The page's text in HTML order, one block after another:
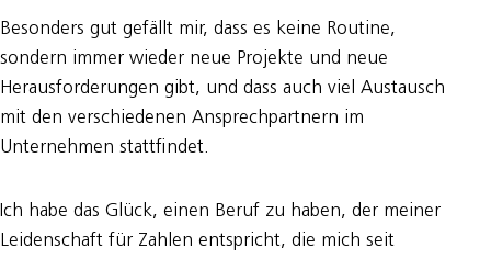
Besonders gut gefällt mir, dass es keine Routine,
sondern immer wieder neue Projekte und neue
Herausforderungen gibt, und dass auch viel Austausch
mit den verschiedenen Ansprechpartnern im
Unternehmen stattfindet.
Ich habe das Glück, einen Beruf zu haben, der meiner
Leidenschaft für Zahlen entspricht, die mich seit